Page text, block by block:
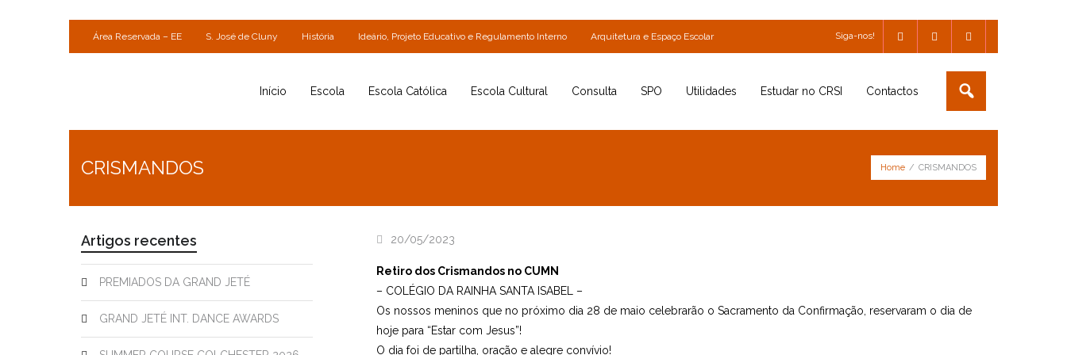
Área Reservada – EE S. José de Cluny História Ideário, Projeto Educativo e Regulamento Interno Arquitetura e Espaço Escolar Siga-nos!
Início Escola Escola Católica Escola Cultural Consulta SPO Utilidades Estudar no CRSI Contactos
CRISMANDOS Home / CRISMANDOS
20/05/2023
Retiro dos Crismandos no CUMN
– COLÉGIO DA RAINHA SANTA ISABEL –
Os nossos meninos que no próximo dia 28 de maio celebrarão o Sacramento da Confirmação, reservaram o dia de
hoje para “Estar com Jesus”!
O dia foi de partilha, oração e alegre convívio!
Artigos recentes
PREMIADOS DA GRAND JETÉ
GRAND JETÉ INT. DANCE AWARDS